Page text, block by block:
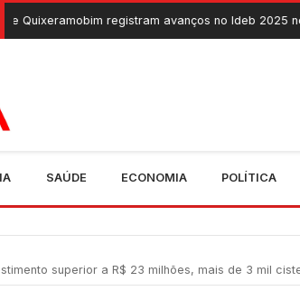
avanços no Ideb 2025 nos anos finais do
SAÚDE ECONOMIA POLÍTICA
superior a R$ 23 milhões, mais de 3 mil cisternas de placa vão